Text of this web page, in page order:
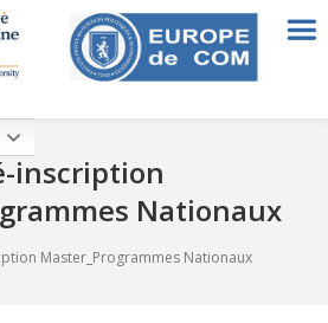
inscription
Nationaux
Master_Programmes Nationaux